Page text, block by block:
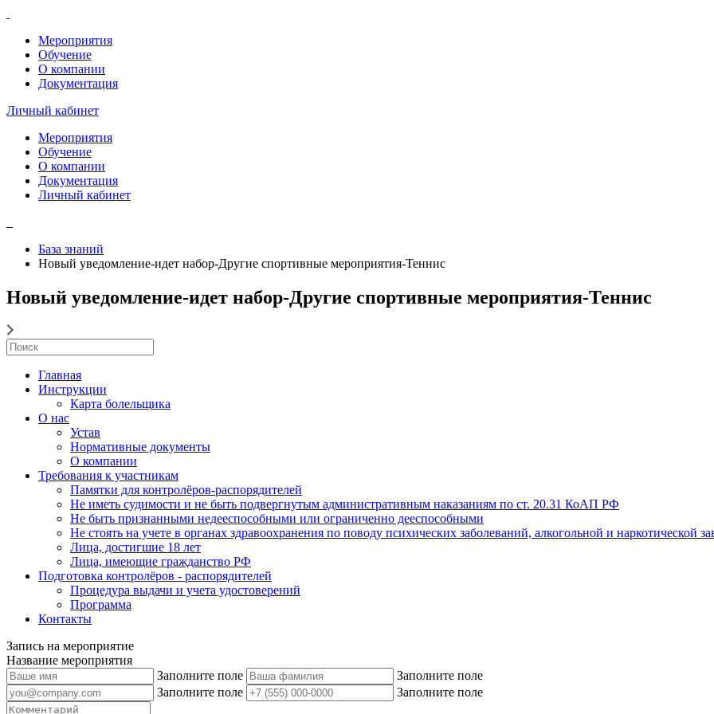
Мероприятия
Обучение
О компании
Документация
Личный кабинет
Мероприятия
Обучение
О компании
Документация
Личный кабинет
База знаний
Новый уведомление-идет набор-Другие спортивные мероприятия-Теннис
Новый уведомление-идет набор-Другие спортивные мероприятия-Теннис
Главная
Инструкции
Карта болельщика
О нас
Устав
Нормативные документы
О компании
Требования к участникам
Памятки для контролёров-распорядителей
Не иметь судимости и не быть подвергнутым административным наказаниям по ст. 20.31 КоАП РФ
Не быть признанными недееспособными или ограниченно дееспособными
Не стоять на учете в органах здравоохранения по поводу психических заболеваний, алкогольной и наркотической
Лица, достигшие 18 лет
Лица, имеющие гражданство РФ
Подготовка контролёров - распорядителей
Процедура выдачи и учета удостоверений
Программа
Контакты
Запись на мероприятие
Название мероприятия
Заполните поле
Заполните поле
Заполните поле
Заполните поле